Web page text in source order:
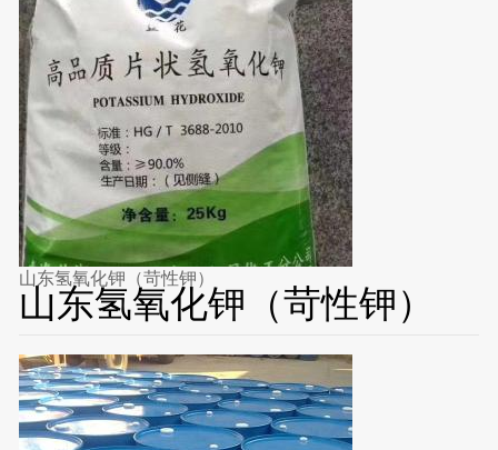
山东氢氧化钾（苛性钾）
山东氢氧化钾（苛性钾）